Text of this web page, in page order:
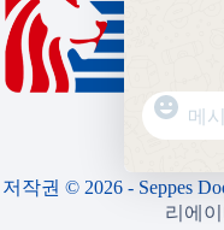
저작권 © 2026 - Seppes
리에
"
+
h